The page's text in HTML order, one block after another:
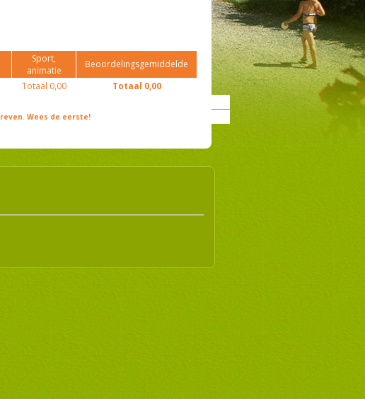
Sport,
animatie
Beoordelingsgemiddelde
Totaal 0,00 Totaal 0,00
Wees de eerste!